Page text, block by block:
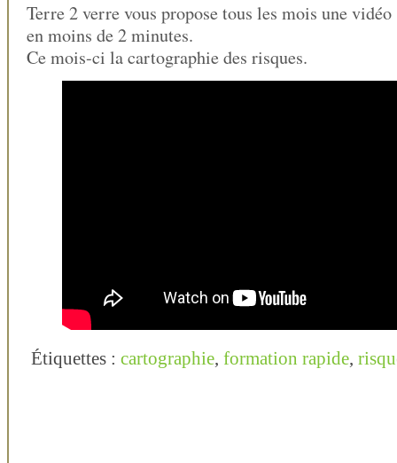
Terre 2 verre vous propose tous les mois une
en moins de 2 minutes.
Ce mois-ci la cartographie des risques.
Étiquettes : cartographie, formation rapide,